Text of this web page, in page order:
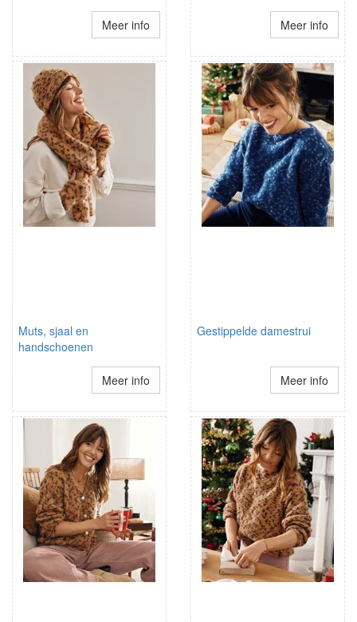
Meer info Meer info
Muts, sjaal en
handschoenen
Meer info
Gestippelde damestrui
Meer info